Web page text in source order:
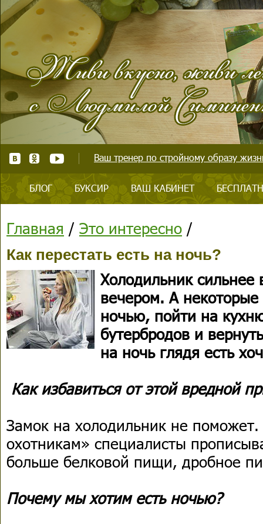
Ваш тренер по стройному образу
БЛОГ БУКСИР ВАШ КАБИНЕТ
Главная / Это интересно /
Как перестать есть на ночь?
Холодильник сильнее
вечером. А
ночью, пойти на
бутербродов и
на ночь глядя есть
Как избавиться от этой вредной
Замок на холодильник не
охотникам» специалисты
больше белковой пищи, дробное
Почему мы хотим есть ночью?